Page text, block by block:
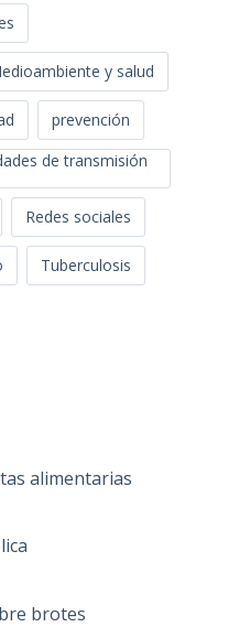
y salud
prevención
de transmisión
Redes sociales
Tuberculosis
alimentarias
brotes